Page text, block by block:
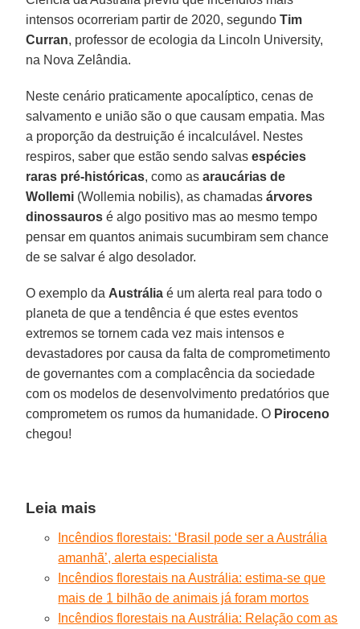
intensos ocorreriam partir de 2020, segundoTim
Curran, professor de ecologia da Lincoln University,
na Nova Zelândia.
Neste cenário praticamente apocalíptico, cenas de
salvamento e união são o que causam empatia. Mas
a proporção da destruição é incalculável. Nestes
respiros, saber que estão sendo salvasespécies
raras pré-históricas, como as araucárias de
Wollemi (Wollemia nobilis), as chamadas árvores
dinossauros é algo positivo mas ao mesmo tempo
pensar em quantos animais sucumbiram sem chance
de se salvar é algo desolador.
O exemplo da Austrália é um alerta real para todo o
planeta de que a tendência é que estes eventos
extremos se tornem cada vez mais intensos e
devastadores por causa da falta de comprometimento
de governantes com a complacência da sociedade
com os modelos de desenvolvimento predatórios que
comprometem os rumos da humanidade. O Piroceno
chegou!
Leia mais
Incêndios florestais: ‘Brasil pode ser a Austrália
amanhã’, alerta especialista
Incêndios florestais na Austrália: estima-se que
mais de 1 bilhão de animais já foram mortos
Incêndios florestais na Austrália: Relação com as